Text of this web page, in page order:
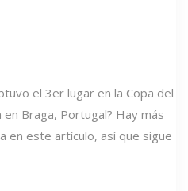
el 3er lugar en la Copa del
Braga, Portugal? Hay más
en este artículo, así que sigue